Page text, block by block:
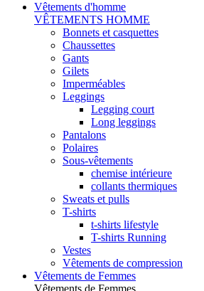
Vêtements d'homme
VÊTEMENTS HOMME
Bonnets et casquettes
Chaussettes
Gants
Gilets
Imperméables
Leggings
Legging court
Long leggings
Pantalons
Polaires
Sous-vêtements
chemise intérieure
collants thermiques
Sweats et pulls
T-shirts
t-shirts lifestyle
T-shirts Running
Vestes
Vêtements de compression
Vêtements de Femmes
Vêtements de Femmes